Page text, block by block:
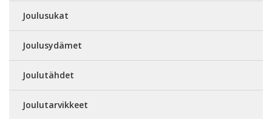
Joulusukat
Joulusydämet
Joulutähdet
Joulutarvikkeet